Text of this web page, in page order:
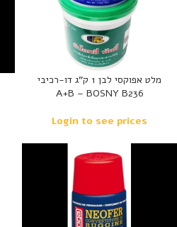
מלט אפוקסי לבן 1 ק”ג דו-רכיבי
A+B – BOSNY B236
Login to see prices